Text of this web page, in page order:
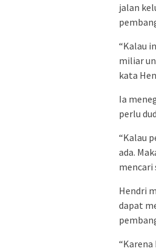
jalan
“Kalau
miliar
kata
Ia
perlu
“Kalau
ada.
mencari
Hendri
dapat